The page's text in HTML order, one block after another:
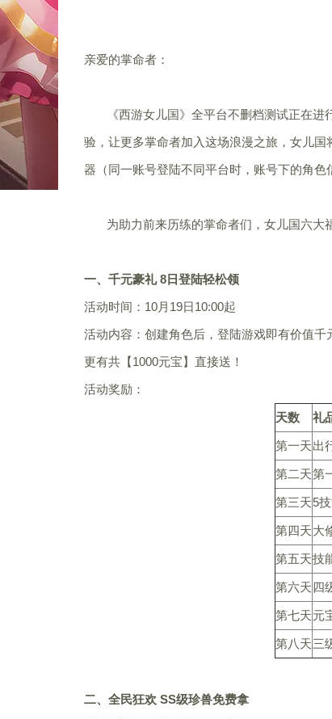
亲爱的掌命者：
《西游女儿国》全平台不删档测试正在进
验，让更多掌命者加入这场浪漫之旅，女儿国
器（同一账号登陆不同平台时，账号下的角色
为助力前来历练的掌命者们，女儿国六大
一、千元豪礼 8日登陆轻松领
活动时间：10月19日10:00起
活动内容：创建角色后，登陆游戏即有价值
更有共【1000元宝】直接送！
活动奖励：
天数 礼
第一天出
第二天第
第三天5
第四天大
第五天技
第六天四
第七天元
第八天三
二、全民狂欢 SS级珍兽免费拿